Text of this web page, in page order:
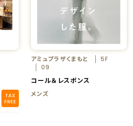
アミュプラザくまもと
5F
09
コール＆レスポンス
メンズ